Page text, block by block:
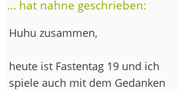
... hat nahne geschrieben:
Huhu zusammen,
heute ist Fastentag 19 und ich
spiele auch mit dem Gedanken